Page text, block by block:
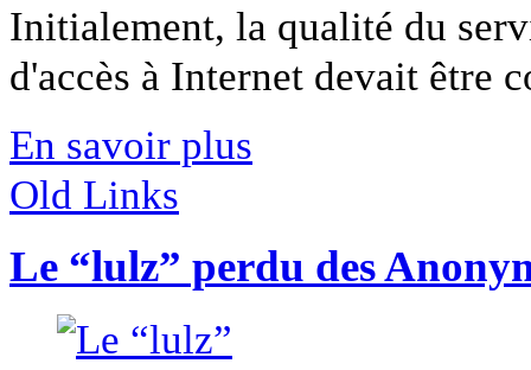
Initialement, la qualité du
d'accès à Internet devait être
En savoir plus
Old Links
Le “lulz” perdu des